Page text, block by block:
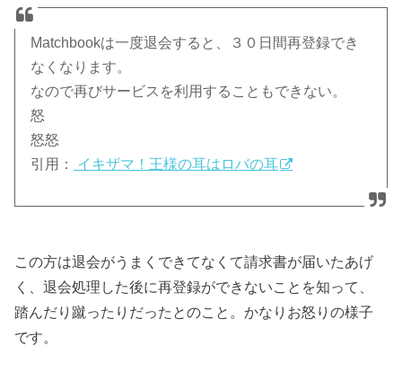
Matchbookは一度退会すると、３０日間再登録でき
なくなります。
なので再びサービスを利用することもできない。
怒
怒怒
引用：
イキザマ！王様の耳はロバの耳
この方は退会がうまくできてなくて請求書が届いたあげ
く、退会処理した後に再登録ができないことを知って、
踏んだり蹴ったりだったとのこと。かなりお怒りの様子
です。